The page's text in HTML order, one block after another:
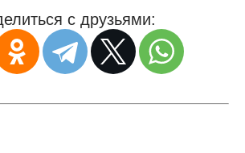
с друзьями: